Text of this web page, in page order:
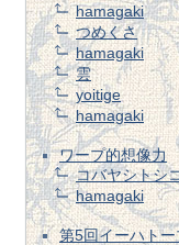
hamagaki
つめくさ
hamagaki
雲
yoitige
hamagaki
ワープ的想像力
コバヤシトシ
hamagaki
第5回イーハト